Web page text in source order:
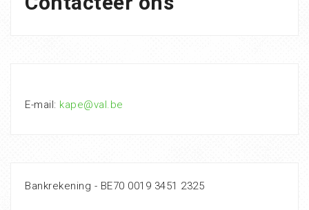
E-mail: kape@val.be
Bankrekening - BE70 0019 3451 2325